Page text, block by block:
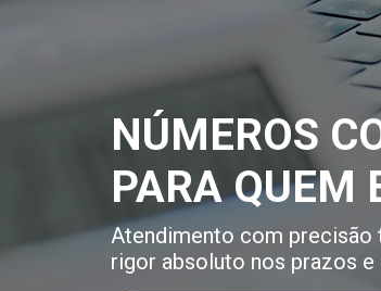
NÚMEROS
PARA QUEM
Atendimento com precisão
rigor absoluto nos prazos